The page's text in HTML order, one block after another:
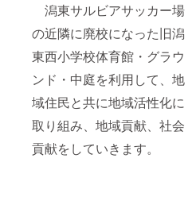
潟東サルビアサッカー場
の近隣に廃校になった旧潟
東西小学校体育館・グラウ
ンド・中庭を利用して、地
域住民と共に地域活性化に
取り組み、地域貢献、社会
貢献をしていきます。